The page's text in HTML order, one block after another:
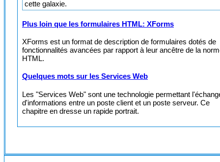
cette galaxie.
Plus loin que les formulaires HTML: XForms
XForms est un format de description de formulaires dotés de
fonctionnalités avancées par rapport à leur ancêtre de la
HTML.
Quelques mots sur les Services Web
Les "Services Web" sont une technologie permettant
d'informations entre un poste client et un poste serveur. Ce
chapitre en dresse un rapide portrait.